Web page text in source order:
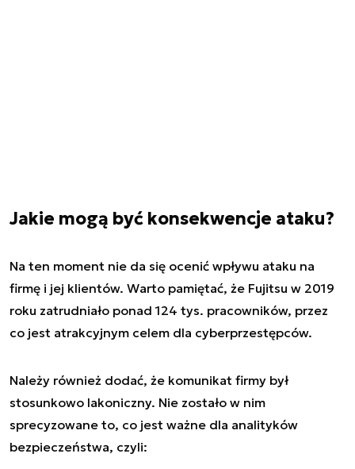
Jakie mogą być konsekwencje ataku?
Na ten moment nie da się ocenić wpływu ataku na
firmę i jej klientów. Warto pamiętać, że Fujitsu w 2019
roku zatrudniało ponad 124 tys. pracowników, przez
co jest atrakcyjnym celem dla cyberprzestępców.
Należy również dodać, że komunikat firmy był
stosunkowo lakoniczny. Nie zostało w nim
sprecyzowane to, co jest ważne dla analityków
bezpieczeństwa, czyli: